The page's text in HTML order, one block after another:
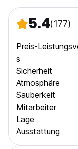
5.4(177)
Preis-
s
Sicherheit
Atmosphäre
Sauberkeit
Mitarbeiter
Lage
Ausstattung